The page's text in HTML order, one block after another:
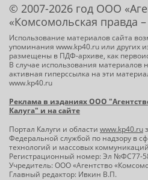
© 2007-2026 год ООО
«Комсомольская правда –
Использование материалов сайта
упоминания www.kp40.ru или других
размещены в ПДФ-архиве, как
В случае использования материалов
активная гиперссылка на эти
www.kp40.ru
Реклама в изданиях ООО
Калуга" и на сайте
Портал Калуги и области www.kp40.ru
Федеральной службой по надзору в
технологий и массовых коммуникаций
Регистрационный номер: Эл №ФС77-
Учредитель: ООО «Агентство
Главный редактор: Ивкин В.П.